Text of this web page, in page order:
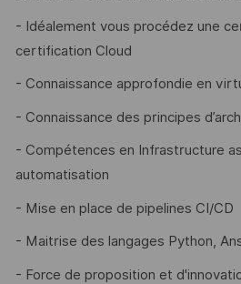
- Idéalement vous procédez une
certification Cloud
- Connaissance approfondie en
- Connaissance des principes
- Compétences en Infrastructure
automatisation
- Mise en place de pipelines CI/CD
- Maitrise des langages Python,
- Force de proposition et